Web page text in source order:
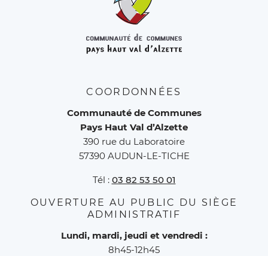
COORDONNÉES
Communauté de Communes
Pays Haut Val d’Alzette
390 rue du Laboratoire
57390 AUDUN-LE-TICHE
Tél : 03 82 53 50 01
OUVERTURE AU PUBLIC DU SIÈGE
ADMINISTRATIF
Lundi, mardi, jeudi et vendredi :
8h45-12h45